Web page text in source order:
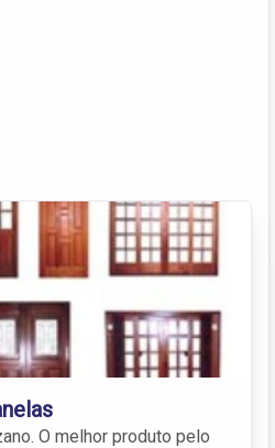
O melhor produto pelo